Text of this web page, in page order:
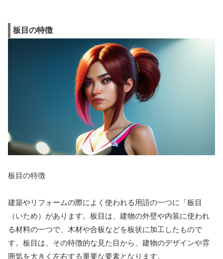
板目の特徴
板目の特徴
建築やリフォームの際によく使われる用語の一つに「板目
（いため）があります。板目は、建物の外壁や内装に使われ
る材料の一つで、木材や合板などを板状に加工したもので
す。板目は、その特徴的な見た目から、建物のデザインや雰
囲気を大きく左右する重要な要素となります。